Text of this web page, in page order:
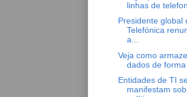
linhas de
Presidente global
Telefónica
a...
Veja como
dados de
Entidades de TI
manifestam